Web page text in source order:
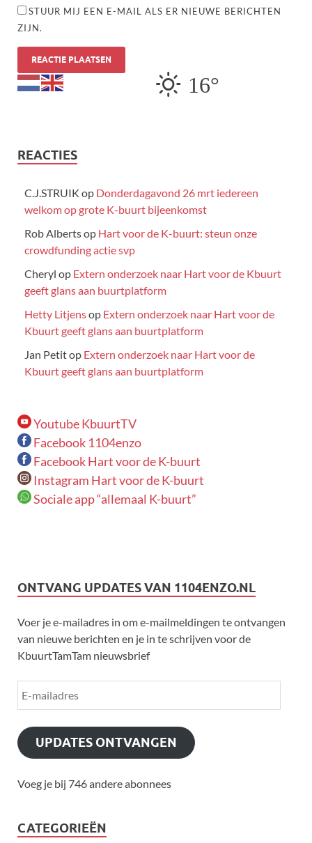
STUUR MIJ EEN E-MAIL ALS ER NIEUWE BERICHTEN
ZIJN.
16°
REACTIES
C.J.STRUIK op Donderdagavond 26 mrt iedereen
welkom op grote K-buurt bijeenkomst
Rob Albertsop Hart voor de K-buurt: steun onze
crowdfunding actie svp
Cheryl op Extern onderzoek naar Hart voor de Kbuurt
geeft glans aan buurtplatform
Hetty Litjensop Extern onderzoek naar Hart voor de
Kbuurt geeft glans aan buurtplatform
Jan Petitop Extern onderzoek naar Hart voor de
Kbuurt geeft glans aan buurtplatform
Youtube KbuurtTV
Facebook 1104enzo
Facebook Hart voor de K-buurt
Instagram Hart voor de K-buurt
Sociale app “allemaal K-buurt”
ONTVANG UPDATES VAN 1104ENZO.NL
Voer je e-mailadres in om e-mailmeldingen te ontvangen
van nieuwe berichten en je in te schrijven voor de
KbuurtTamTam nieuwsbrief
UPDATES ONTVANGEN
Voeg je bij 746 andere abonnees
CATEGORIEËN